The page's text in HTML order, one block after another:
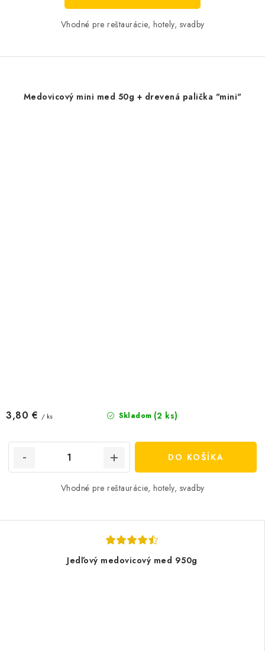
Vhodné pre reštaurácie, hotely, svadby
Medovicový mini med 50g + drevená palička "mini"
Skladom (2 ks)
3,80 € / ks
DO KOŠÍKA
Vhodné pre reštaurácie, hotely, svadby
Jedľový medovicový med 950g